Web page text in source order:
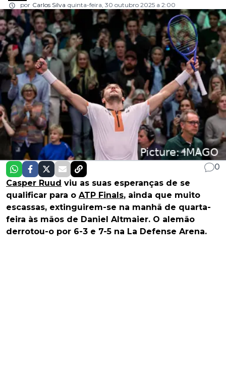
por Carlos Silva quinta-feira, 30 outubro 2025 a 2:00
0
Casper Ruud viu as suas esperanças de se
qualificar para o ATP Finals, ainda que muito
escassas, extinguirem-se na manhã de quarta-
feira às mãos de Daniel Altmaier. O alemão
derrotou-o por 6-3 e 7-5 na La Defense Arena.